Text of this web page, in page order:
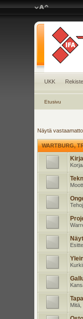
UKK
Etusivu
Näytä
WARTBURG,
Mitä,